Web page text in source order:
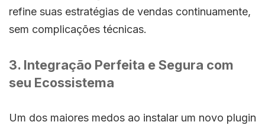
refine suas estratégias de vendas continuamente,
sem complicações técnicas.
3. Integração Perfeita e Segura com
seu Ecossistema
Um dos maiores medos ao instalar um novo plugin